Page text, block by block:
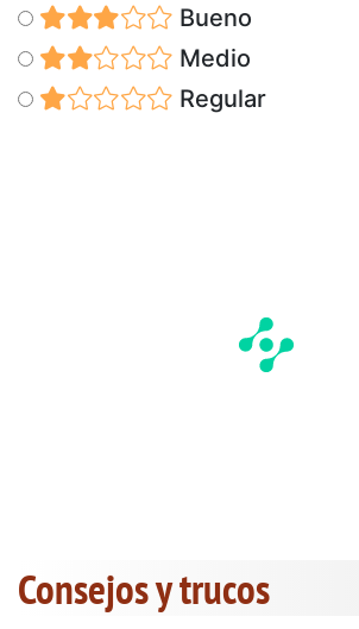
Bueno
Medio
Regular
Consejos y trucos